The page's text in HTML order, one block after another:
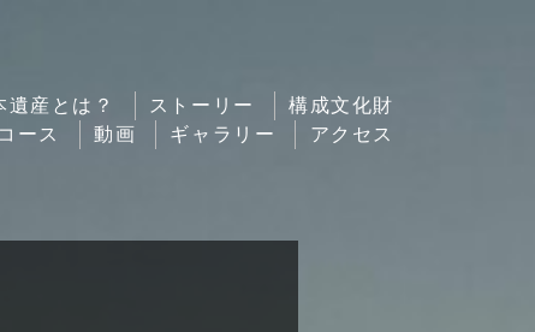
遺産とは？ ストーリー
構成文化財
ース
動画 ギャラリー アクセス